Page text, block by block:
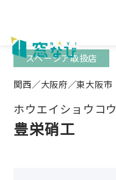
content
関西／大阪府／東大阪市
ホウエイショウコウ
豊栄硝工
スペーシア取扱店